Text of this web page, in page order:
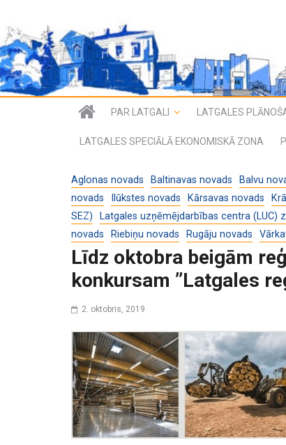
PAR LATGALI LATGALES
LATGALES SPECIĀLĀ EKONOMISKĀ ZONA
Aglonas novads Baltinavas novads Balvu
novads
Ilūkstes novads Kārsavas novads
SEZ)
Latgales uzņēmējdarbības centra (LUC)
novads
Riebiņu novads Rugāju novads
Līdz oktobra beigām
konkursam ’’Latgales
2. oktobris, 2019